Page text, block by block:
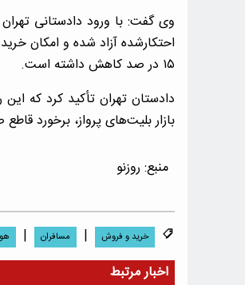
وی گفت: با ورود دادستانی
احتکارشده آزاد شده و امکان
۱۵ در صد کاهش داشته است.
دادستان تهران تأکید کرد که
بازار بلیت‌های پرواز، برخورد
منبع: روزنو
خرید و فروش | مسافران |
اخبار مرتبط